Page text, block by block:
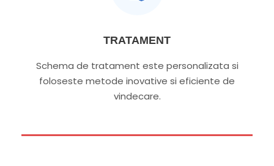
TRATAMENT
Schema de tratament este personalizata si
foloseste metode inovative si eficiente de
vindecare.